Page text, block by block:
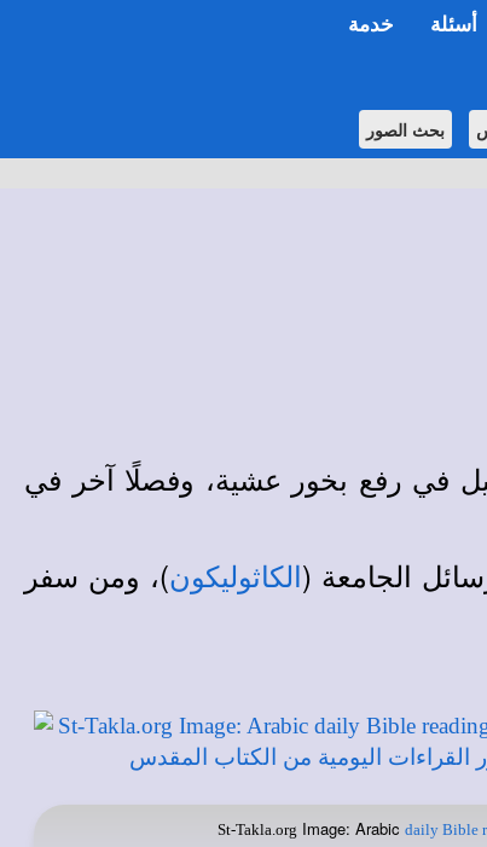
أسئلة خدمة
بحث الصور
في رفع بخور عشية، وفصلًا آخر في
الجامعة ( الكاثوليكون)، ومن سفر
St-Takla.org Image: Arabic daily Bible